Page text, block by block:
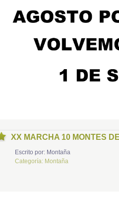
XX MARCHA 10 MONTES
Escrito por: Montaña
Categoría: Montaña